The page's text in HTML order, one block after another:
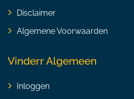
Disclaimer
Algemene Voorwaarden
Vinderr Algemeen
Inloggen